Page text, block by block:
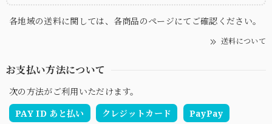
各地域の送料に関しては、各商品のページにてご確認ください。
送料について
お支払い方法について
次の方法がご利用いただけます。
PAY ID あと払い
クレジットカード PayPay